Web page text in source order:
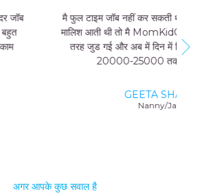
नहीं कर सकती थी, और मुझे मां और बच्चे की
तो मै MomKidCare के साथ फ्रीलांसर की
और अब में दिन में सिर्फ 4 घंटे काम करके भी
25000 तक कमा सकती हूं।
अगर आपके कुछ सवाल है